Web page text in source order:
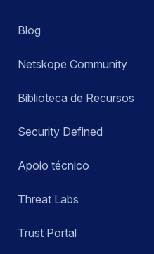
Blog
Netskope Community
Biblioteca de Recursos
Security Defined
Apoio técnico
Threat Labs
Trust Portal